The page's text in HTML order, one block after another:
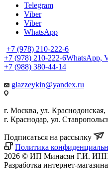
Telegram
Viber
Viber
WhatsApp
+7 (978) 210-222-6
+7 (978) 210-222-6WhatsApp,
+7 (988) 380-44-14
glazzeykin@yandex.ru
г. Москва, ул. Краснодонская,
г. Краснодар, ул.
Подписаться на рассылку
Политика
2026 © ИП Минасян Г.И. ИНН
Разработка интернет-